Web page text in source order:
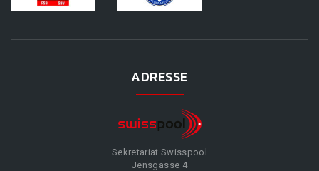
ADRESSE
Sekretariat Swisspool
Jensgasse 4